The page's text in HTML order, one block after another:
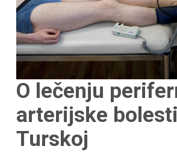
O lečenju
arterijske
Turskoj